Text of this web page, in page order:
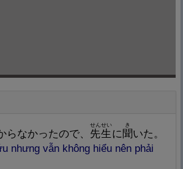
らなかったので、 先生
せんせい
に 聞
き
いた。
vẫn không hiểu nên phải